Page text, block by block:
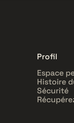
Profil
Espace
Histoire
Sécurité